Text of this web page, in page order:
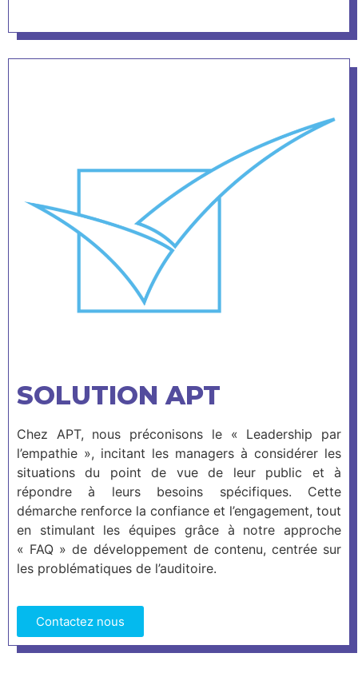
SOLUTION APT
Chez APT, nous préconisons le « Leadership par
l’empathie », incitant les managers à considérer les
situations du point de vue de leur public et à
répondre à leurs besoins spécifiques. Cette
démarche renforce la confiance et l’engagement, tout
en stimulant les équipes grâce à notre approche
« FAQ » de développement de contenu, centrée sur
les problématiques de l’auditoire.
Contactez nous